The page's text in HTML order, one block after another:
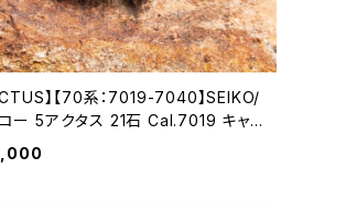
】【70系：7019-7040】SEIKO/
ー 5アクタス 21石 Cal.7019 キャリ
機械式 自動巻き腕時計 精工舎亀戸
/SS 1972年 2月製造【ac7019-704